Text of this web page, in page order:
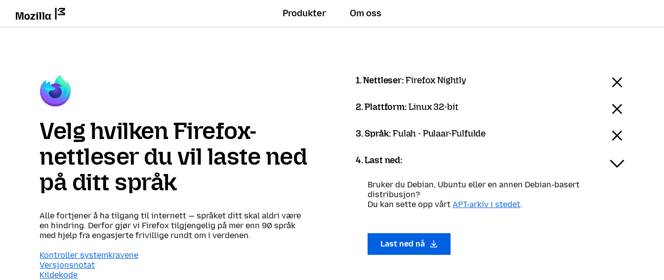
Produkter Om oss
Velg hvilken Firefox-
nettleser du vil laste ned
på ditt språk
Alle fortjener å ha tilgang til internett — språket ditt skal aldri være
en hindring. Derfor gjør vi Firefox tilgjengelig på mer enn 90 språk
med hjelp fra engasjerte frivillige rundt om i verdenen.
Kontroller systemkravene
Versjonsnotat
Kildekode
1. Nettleser:Firefox Nightly
2. Plattform:Linux 32-bit
3. Språk:Fulah - Pulaar-Fulfulde
4. Last ned:
Bruker du Debian, Ubuntu eller en annen Debian-basert
distribusjon?
Du kan sette opp vårt APT-arkiv i stedet.
Last ned nå